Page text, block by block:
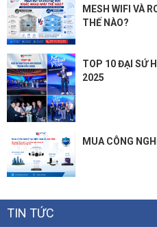
MESH WIFI VÀ
THẾ NÀO?
TOP 10 ĐẠI SỨ
2025
MUA CÔNG
TIN TỨC